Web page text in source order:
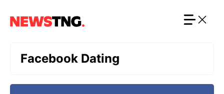
Facebook Dating